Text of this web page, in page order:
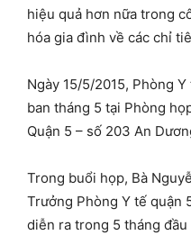
hiệu quả hơn nữa trong
hóa gia đình về các chỉ
Ngày 15/5/2015, Phòng
ban tháng 5 tại Phòng
Quận 5 – số 203 An
Trong buổi họp, Bà
Trưởng Phòng Y tế quận
diễn ra trong 5 tháng